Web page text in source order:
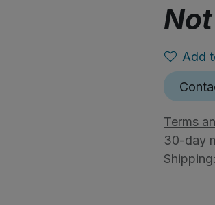
Add
Terms
30-day